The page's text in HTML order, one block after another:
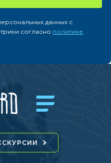
данных с
согласно политике